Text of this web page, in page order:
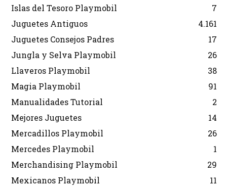
Islas del Tesoro Playmobil
7
Juguetes Antiguos
4.161
Juguetes Consejos Padres
17
Jungla y Selva Playmobil
26
Llaveros Playmobil
38
Magia Playmobil
91
Manualidades Tutorial
2
Mejores Juguetes
14
Mercadillos Playmobil
26
Mercedes Playmobil
1
Merchandising Playmobil
29
Mexicanos Playmobil
11